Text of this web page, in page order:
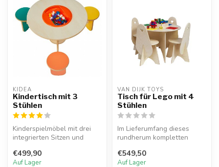
KIDEA
Kindertisch mit 3
Stühlen
Kinderspielmöbel mit drei
integrierten Sitzen und
für Sp...
€499,90
Auf Lager
VAN DIJK TOYS
Tisch für Lego mit 4
Stühlen
Im Lieferumfang dieses
rundherum kompletten
Stühle,...
€549,50
Auf Lager